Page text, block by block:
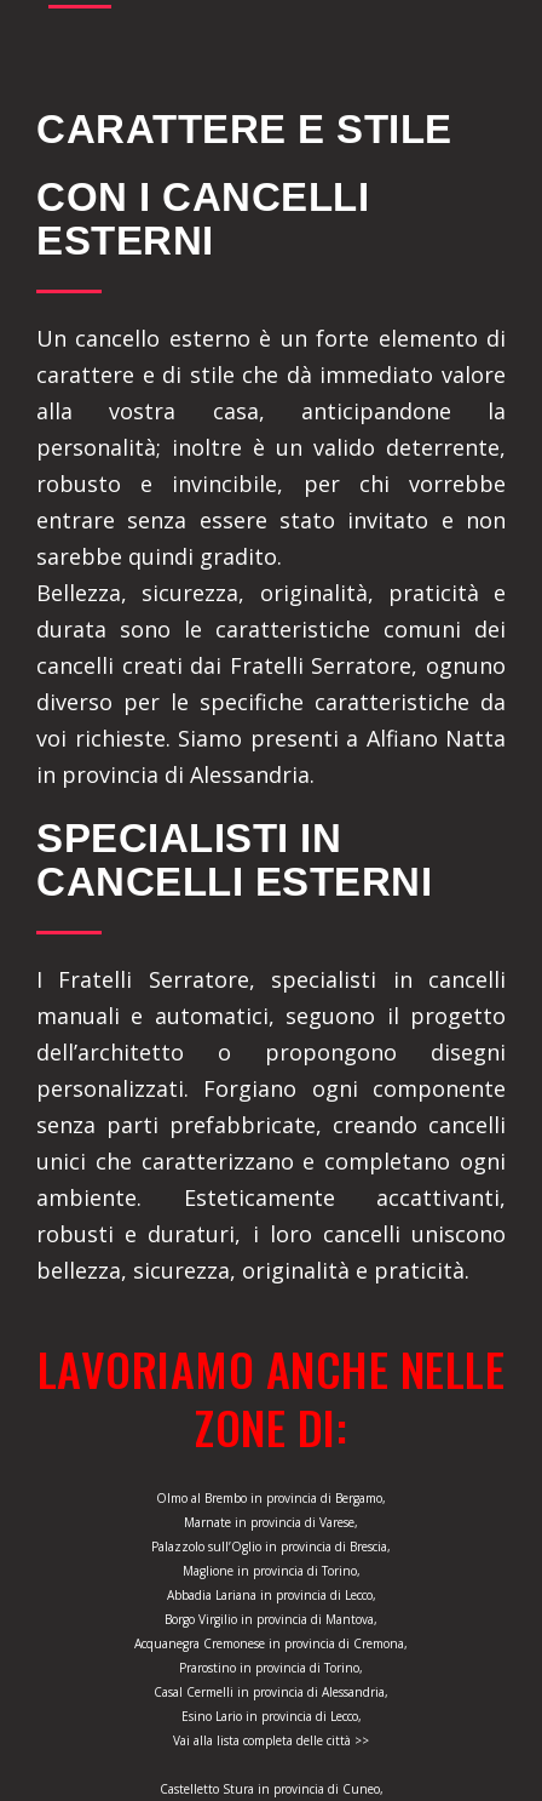
CARATTERE E STILE
CON I CANCELLI
ESTERNI
Un cancello esterno è un forte elemento di
carattere e di stile che dà immediato valore
alla vostra casa, anticipandone la
personalità; inoltre è un valido deterrente,
robusto e invincibile, per chi vorrebbe
entrare senza essere stato invitato e non
sarebbe quindi gradito.
Bellezza, sicurezza, originalità, praticità e
durata sono le caratteristiche comuni dei
cancelli creati dai Fratelli Serratore, ognuno
diverso per le specifiche caratteristiche da
voi richieste. Siamo presenti a Alfiano Natta
in provincia di Alessandria.
SPECIALISTI IN
CANCELLI ESTERNI
I Fratelli Serratore, specialisti in cancelli
manuali e automatici, seguono il progetto
dell’architetto o propongono disegni
personalizzati. Forgiano ogni componente
senza parti prefabbricate, creando cancelli
unici che caratterizzano e completano ogni
ambiente. Esteticamente accattivanti,
robusti e duraturi, i loro cancelli uniscono
bellezza, sicurezza, originalità e praticità.
LAVORIAMO ANCHE NELLE
ZONE DI:
Olmo al Brembo in provincia di Bergamo,
Marnate in provincia di Varese,
Palazzolo sull’Oglio in provincia di Brescia,
Maglione in provincia di Torino,
Abbadia Lariana in provincia di Lecco,
Borgo Virgilio in provincia di Mantova,
Acquanegra Cremonese in provincia di Cremona,
Prarostino in provincia di Torino,
Casal Cermelli in provincia di Alessandria,
Esino Lario in provincia di Lecco,
Vai alla lista completa delle città >>
Castelletto Stura in provincia di Cuneo,